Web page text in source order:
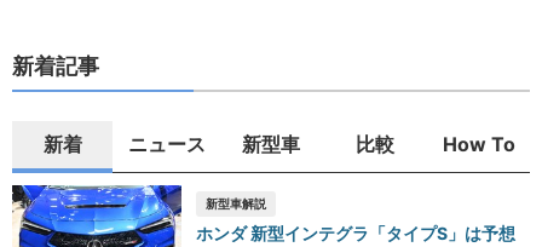
新着記事
新着 ニュース 新型車 比較 How To
新型車解説
ホンダ 新型インテグラ「タイプS」は予想